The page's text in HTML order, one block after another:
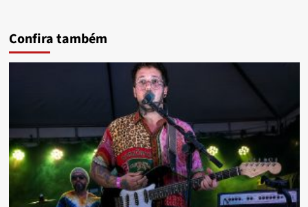
Confira também